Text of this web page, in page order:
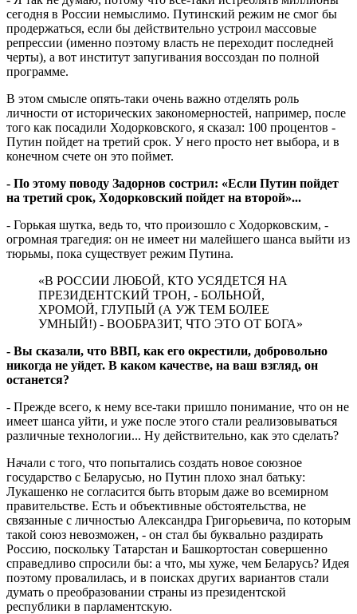
сегодня в России немыслимо. Путинский режим не смог бы
продержаться, если бы действительно устроил массовые
репрессии (именно поэтому власть не переходит последней
черты), а вот институт запугивания воссоздан по полной
программе.
В этом смысле опять-таки очень важно отделять роль
личности от исторических закономерностей, например, после
того как посадили Ходорковского, я сказал: 100 процентов -
Путин пойдет на третий срок. У него просто нет выбора, и в
конечном счете он это поймет.
- По этому поводу Задорнов сострил: «Если Путин пойдет
на третий срок, Ходорковский пойдет на второй»...
- Горькая шутка, ведь то, что произошло с Ходорковским, -
огромная трагедия: он не имеет ни малейшего шанса выйти из
тюрьмы, пока существует режим Путина.
«В РОССИИ ЛЮБОЙ, КТО УСЯДЕТСЯ НА
ПРЕЗИДЕНТСКИЙ ТРОН, - БОЛЬНОЙ,
ХРОМОЙ, ГЛУПЫЙ (А УЖ ТЕМ БОЛЕЕ
УМНЫЙ!) - ВООБРАЗИТ, ЧТО ЭТО ОТ БОГА»
- Вы сказали, что ВВП, как его окрестили, добровольно
никогда не уйдет. В каком качестве, на ваш взгляд, он
останется?
- Прежде всего, к нему все-таки пришло понимание, что он не
имеет шанса уйти, и уже после этого стали реализовываться
различные технологии... Ну действительно, как это сделать?
Начали с того, что попытались создать новое союзное
государство с Беларусью, но Путин плохо знал батьку:
Лукашенко не согласится быть вторым даже во всемирном
правительстве. Есть и объективные обстоятельства, не
связанные с личностью Александра Григорьевича, по которым
такой союз невозможен, - он стал бы буквально раздирать
Россию, поскольку Татарстан и Башкортостан совершенно
справедливо спросили бы: а что, мы хуже, чем Беларусь? Идея
поэтому провалилась, и в поисках других вариантов стали
думать о преобразовании страны из президентской
республики в парламентскую.